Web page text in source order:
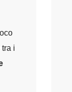
i